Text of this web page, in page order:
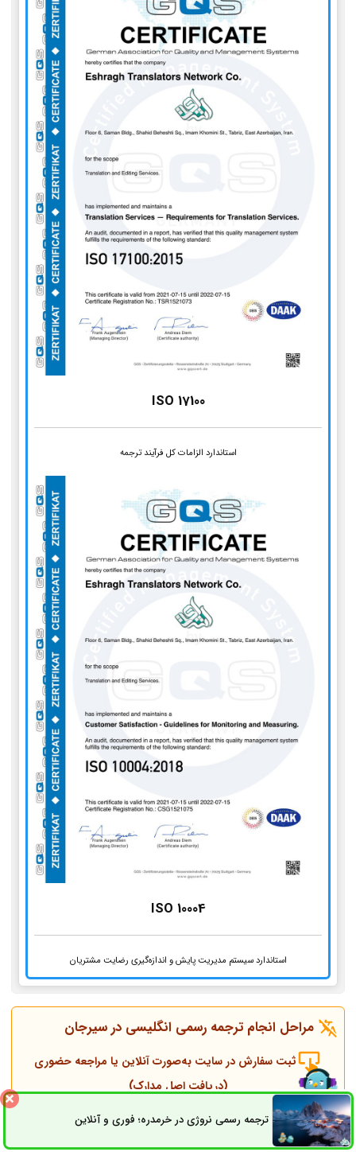
ISO 17100
استاندارد الزامات کل فرآیند ترجمه
ISO 10004
استاندارد سیستم مدیریت پایش و اندازه‌گیری رضایت مشتریان
مراحل انجام ترجمه رسمی انگلیسی درسیرجان
ثبت سفارش در سایت به‌صورت آنلاین یا مراجعه حضوری
(دریافت اصل مدارک)
ترجمه رسمی نروژی در خرمدره؛ فوری و آنلاینثبت سفارش راه های ارتباطی